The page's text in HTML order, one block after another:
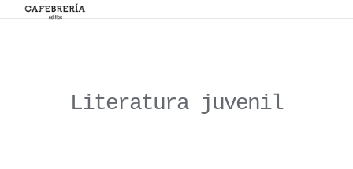
Literatura juvenil